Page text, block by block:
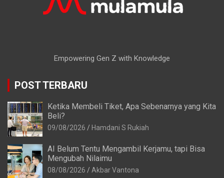
Empowering Gen Z with Knowledge
POST TERBARU
Ketika Membeli Tiket, Apa Sebenarnya yang Kita
Beli?
09/08/2026 Hamdani S Rukiah
AI Belum Tentu Mengambil Kerjamu, tapi Bisa
Mengubah Nilaimu
08/08/2026 Akbar Vantona